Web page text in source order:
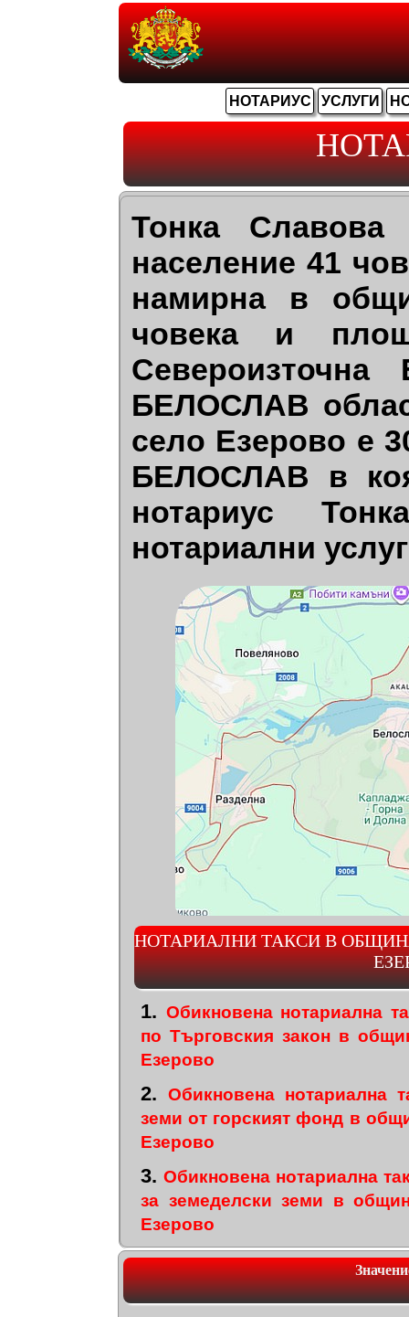
НОТАРИУС УСЛУГИ
Тонка
население 41
намирна в
човека и
БЕЛОСЛАВ
село Езерово е
БЕЛОСЛАВ в
нотариус
нотариални
НОТАРИАЛНИ ТАКСИ В
1. Обикновена нотариална
по Търговския закон в
Езерово
2. Обикновена нотариална
земи от горският фонд в
Езерово
3. Обикновена нотариална
за земеделски земи в
Езерово